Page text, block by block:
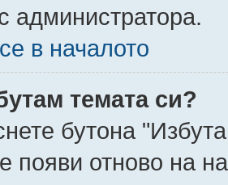
администратора.
в началото
темата си?
бутона
появи отново на